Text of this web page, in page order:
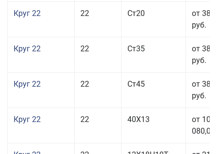
Круг 22 22 Ст20
от 38
руб.
Круг 22 22 Ст35
от 38
руб.
Круг 22 22 Ст45
от 38
руб.
Круг 22 22 40Х13
от 103
080,00